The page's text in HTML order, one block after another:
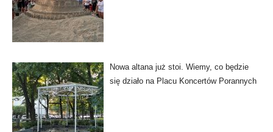
Nowa altana już stoi. Wiemy, co będzie
się działo na Placu Koncertów Porannych